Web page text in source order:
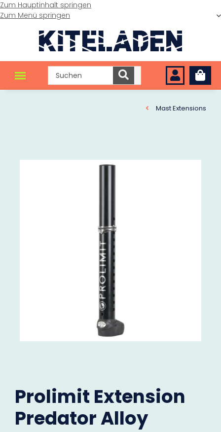
Zum Hauptinhalt springen
Zum Menü springen
Mast Extensions
Prolimit Extension
Predator Alloy